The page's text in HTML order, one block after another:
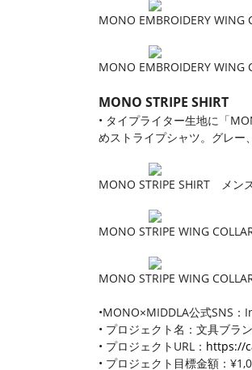
MONO EMBROIDERY WING
MONO EMBROIDERY WING
MONO STRIPE SHIRT
• タイプライター生地に「
めストライプシャツ。グレー
MONO STRIPE SHIRT メン
MONO STRIPE WING
MONO STRIPE WING
•MONO×MIDDLA公式SNS：
• プロジェクト名：文具ブラ
• プロジェクトURL： https://
• プロジェクト目標金額：